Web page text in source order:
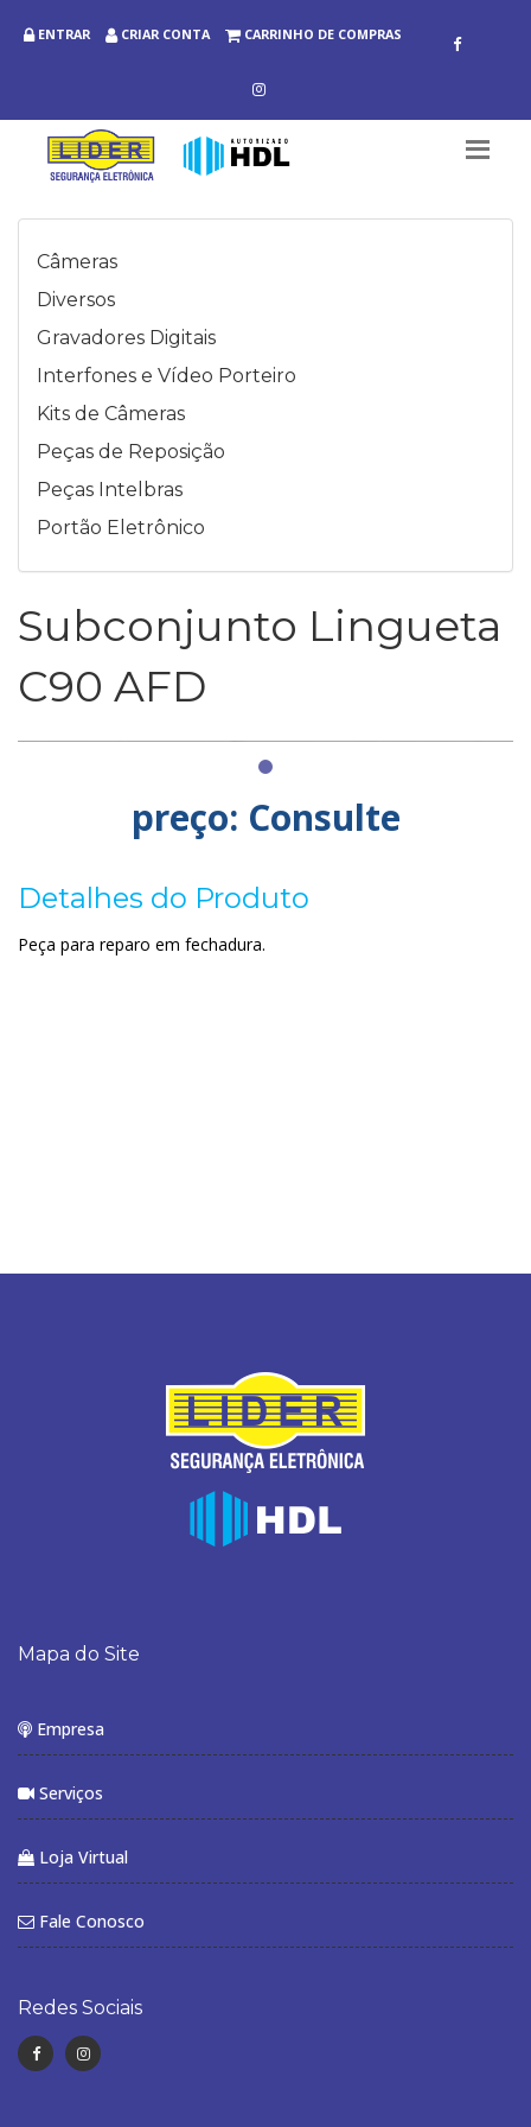
ENTRAR CRIAR CONTA CARRINHO DE COMPRAS
Câmeras
Diversos
Gravadores Digitais
Interfones e Vídeo Porteiro
Kits de Câmeras
Peças de Reposição
Peças Intelbras
Portão Eletrônico
Subconjunto Lingueta
C90 AFD
preço: Consulte
Detalhes do Produto
Peça para reparo em fechadura.
Mapa do Site
Empresa
Serviços
Loja Virtual
Fale Conosco
Redes Sociais